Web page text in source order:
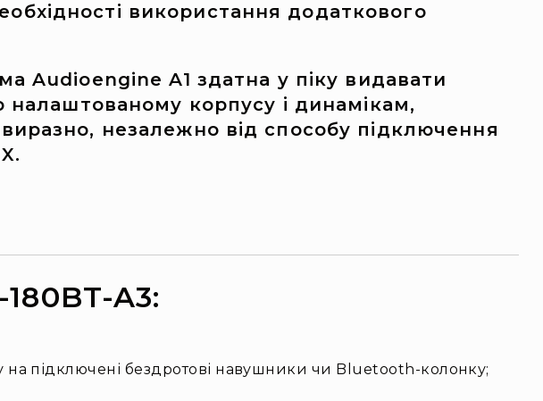
використання додаткового
Audioengine A1 здатна у піку видавати
налаштованому корпусу і динамікам,
незалежно від способу підключення
A3:
на підключені бездротові навушники чи Bluetooth-колонку;